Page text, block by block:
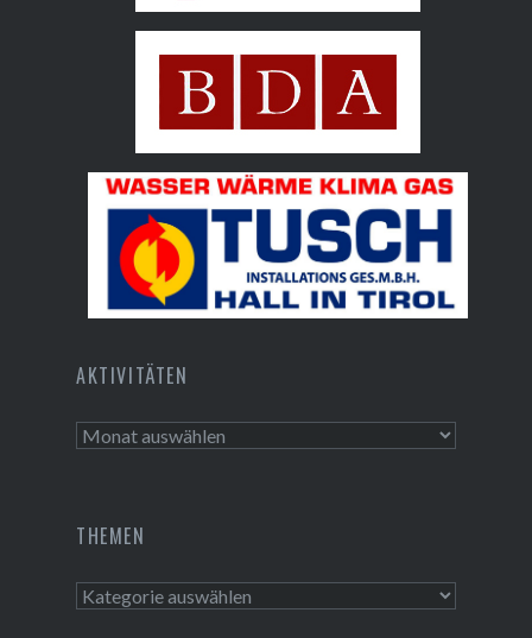
Bundesdenkmalamt
AKTIVITÄTEN
Aktivitäten
THEMEN
Themen